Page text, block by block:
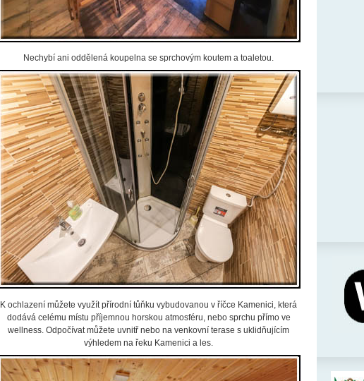
Nechybí ani oddělená koupelna se sprchovým koutem a toaletou.
K ochlazení můžete využít přírodní tůňku vybudovanou v říčce Kamenici, která
dodává celému místu příjemnou horskou atmosféru, nebo sprchu přímo ve
wellness. Odpočívat můžete uvnitř nebo na venkovní terase s uklidňujícím
výhledem na řeku Kamenici a les.